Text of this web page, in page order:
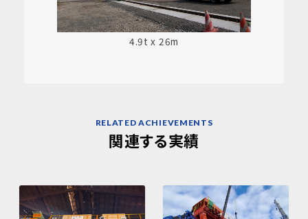
4.9t x 26m
RELATED ACHIEVEMENTS
関連する実績